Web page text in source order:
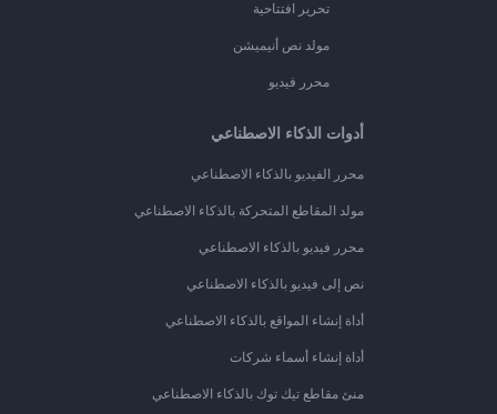
تحرير افتتاحية
مولد نص أنيميشن
محرر فيديو
أدوات الذكاء الاصطناعي
محرر الفيديو بالذكاء الاصطناعي
مولد المقاطع المتحركة بالذكاء الاصطناعي
محرر فيديو بالذكاء الاصطناعي
نص إلى فيديو بالذكاء الاصطناعي
أداة إنشاء المواقع بالذكاء الاصطناعي
أداة إنشاء أسماء شركات
منئ مقاطع تيك توك بالذكاء الاصطناعي